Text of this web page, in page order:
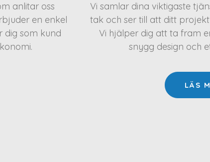
anlitar oss
en enkel
dig som kund
Vi samlar dina viktigaste
tak och ser till att ditt
Vi hjälper dig att ta fram
snygg design och
LÄS